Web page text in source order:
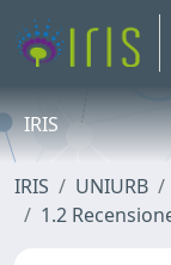
IRIS
IRIS UNIURB
1.2